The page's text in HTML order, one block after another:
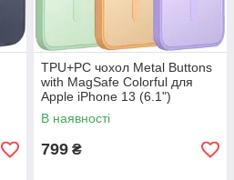
TPU+PC чохол Metal Buttons
with MagSafe Colorful для
Apple iPhone 13 (6.1")
В наявності
799 ₴